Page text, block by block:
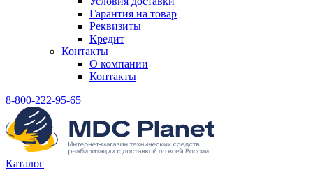
Гарантия на товар
Реквизиты
Кредит
Контакты
О компании
Контакты
8-800-222-95-65
Каталог